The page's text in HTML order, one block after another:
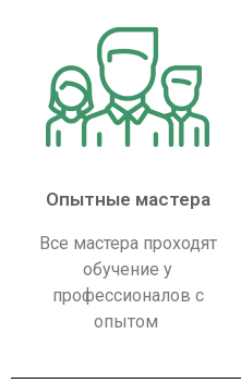
Опытные мастера
Все мастера проходят
обучение у
профессионалов с
опытом